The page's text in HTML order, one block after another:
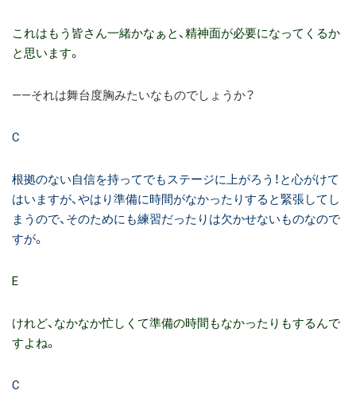
これはもう皆さん一緒かなぁと、精神面が必要になってくるか
と思います。
――それは舞台度胸みたいなものでしょうか？
C
根拠のない自信を持ってでもステージに上がろう！と心がけて
はいますが、やはり準備に時間がなかったりすると緊張してし
まうので、そのためにも練習だったりは欠かせないものなので
すが。
E
けれど、なかなか忙しくて準備の時間もなかったりもするんで
すよね。
C